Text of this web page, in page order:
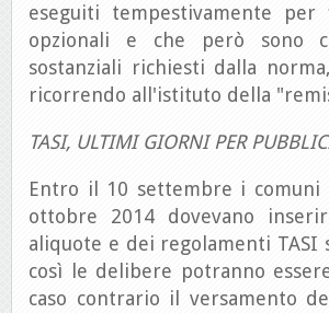
eseguiti tempestivamente
opzionali e che però sono
sostanziali richiesti dalla
ricorrendo all'istituto della
TASI, ULTIMI GIORNI PER
Entro il 10 settembre i comuni
ottobre 2014 dovevano
aliquote e dei regolamenti TASI
così le delibere potranno
caso contrario il versamento